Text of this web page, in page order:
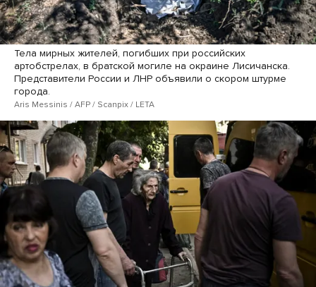
Тела мирных жителей, погибших при российских
артобстрелах, в братской могиле на окраине Лисичанска.
Представители России и ЛНР объявили о скором штурме
города.
Aris Messinis / AFP / Scanpix / LETA